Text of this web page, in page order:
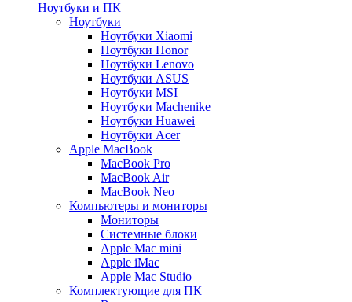
Ноутбуки и ПК
Ноутбуки
Ноутбуки Xiaomi
Ноутбуки Honor
Ноутбуки Lenovo
Ноутбуки ASUS
Ноутбуки MSI
Ноутбуки Machenike
Ноутбуки Huawei
Ноутбуки Acer
Apple MacBook
MacBook Pro
MacBook Air
MacBook Neo
Компьютеры и мониторы
Мониторы
Системные блоки
Apple Mac mini
Apple iMac
Apple Mac Studio
Комплектующие для ПК